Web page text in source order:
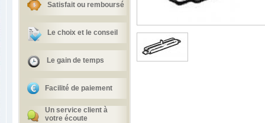
Satisfait ou remboursé
Le choix et le conseil
Le gain de temps
Facilité de paiement
Un service client à
votre écoute